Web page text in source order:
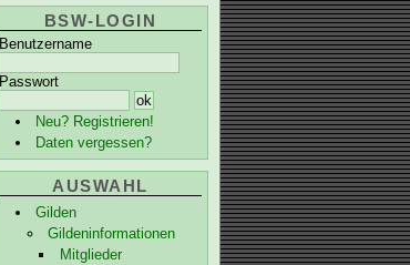
BSW-LOGIN
Benutzername
Passwort
Neu? Registrieren!
Daten vergessen?
AUSWAHL
Gilden
Gildeninformationen
Mitglieder